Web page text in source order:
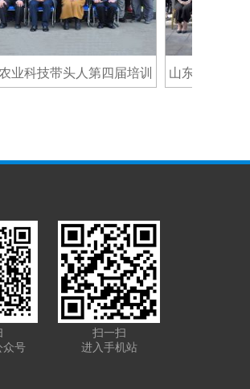
技带头人第四届培训 山东兴晟新农业科
众号
扫一扫
进入手机站